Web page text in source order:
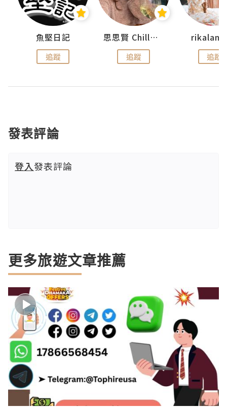
魚堅日記
追蹤
思思賢 ChillMyBabe
追蹤 追蹤
發表評論
登入發表評論
更多旅遊文章推薦